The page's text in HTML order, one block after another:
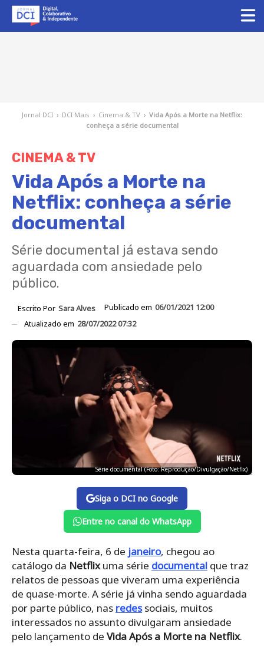
Jornal DCI › DCI Mais › Cinema & TV › Vida Após a Morte na Netflix:
conheça a série documental
CINEMA & TV
Vida Após a Morte na
Netflix: conheça a série
documental
Série documental já estava sendo
aguardada com ansiedade pelo
público.
Escrito Por Sara Alves Publicado em 06/01/2021 12:00
Atualizado em 28/07/2022 07:32
Série documental (Foto: Reprodução/Divulgação/Netfix)
Siga o DCI no Google
Entre no canal do WhatsApp
Nesta quarta-feira, 6 de janeiro, chegou ao
catálogo da Netflixuma série documental que traz
relatos de pessoas que viveram uma experiência
de quase-morte. A série já vinha sendo aguardada
por parte público, nas redessociais, muitos
interessados no assunto divulgaram ansiedade
pelo lançamento de Vida Após a Morte na Netflix.